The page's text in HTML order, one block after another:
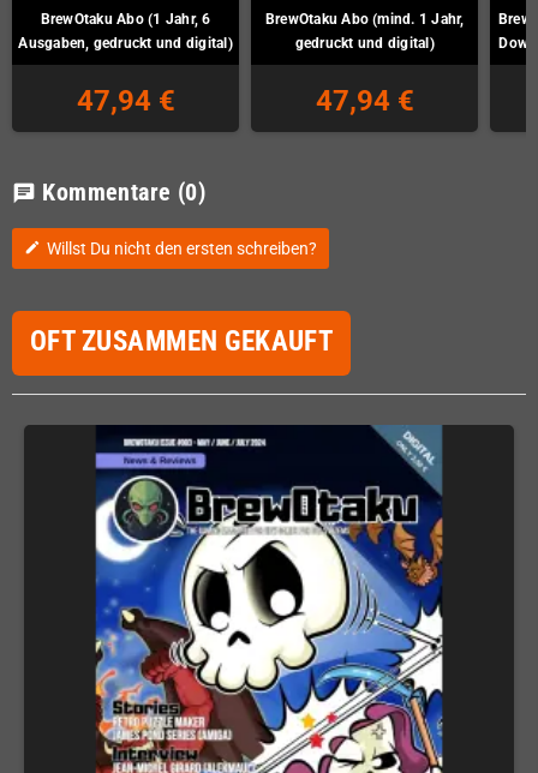
BrewOtaku Abo (1 Jahr, 6
Ausgaben, gedruckt und digital)
47,94 €
BrewOtaku Abo (mind. 1 Jahr,
gedruckt und digital)
47,94 €
chat Kommentare (0)
edit Willst Du nicht den ersten schreiben?
OFT ZUSAMMEN GEKAUFT